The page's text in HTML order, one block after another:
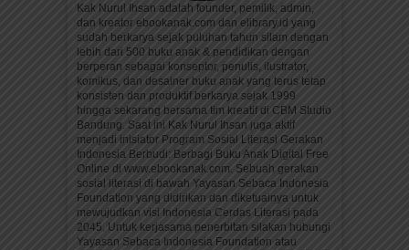
Kak Nurul Ihsan adalah founder, pemilik, admin,
dan kreator ebookanak.com dan elibrary.id yang
sudah berkarya sejak puluhan tahun silam dengan
lebih dari 500 buku anak & pendidikan dengan
berperan sebagai konseptor, penulis, ilustrator,
komikus, dan desainer buku anak yang terus tetap
konsisten dan produktif berkarya sejak 1999
hingga sekarang bersama tim kreatif di CBM Studio
Bandung. Saat ini Kak Nurul Ihsan juga aktif
menjadi inisiator Program Sosial Literasi Gerakan
Indonesia Berbudi: Berbagi Buku Anak Digital Free
Online di www.ebookanak.com. Sebuah gerakan
sosial literasi di bawah Yayasan Sebaca Indonesia
Foundation yang didirikan dan diketuainya untuk
mewujudkan visi Indonesia Cerdas Literasi pada
2045. Untuk kerjasama penerbitan silakan hubungi
Yayasan Sebaca Indonesia Foundation atau